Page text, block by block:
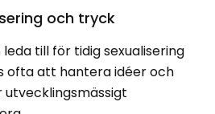
och tryck
till för tidig sexualisering
ofta att hantera idéer och
utvecklingsmässigt